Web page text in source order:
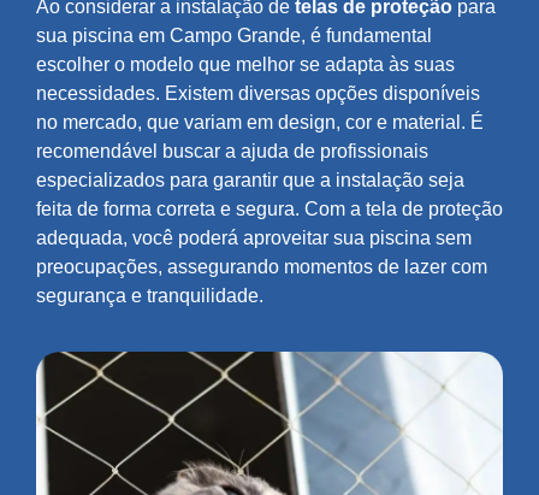
Ao considerar a instalação de telas de proteção para
sua piscina em Campo Grande, é fundamental
escolher o modelo que melhor se adapta às suas
necessidades. Existem diversas opções disponíveis
no mercado, que variam em design, cor e material. É
recomendável buscar a ajuda de profissionais
especializados para garantir que a instalação seja
feita de forma correta e segura. Com a tela de proteção
adequada, você poderá aproveitar sua piscina sem
preocupações, assegurando momentos de lazer com
segurança e tranquilidade.